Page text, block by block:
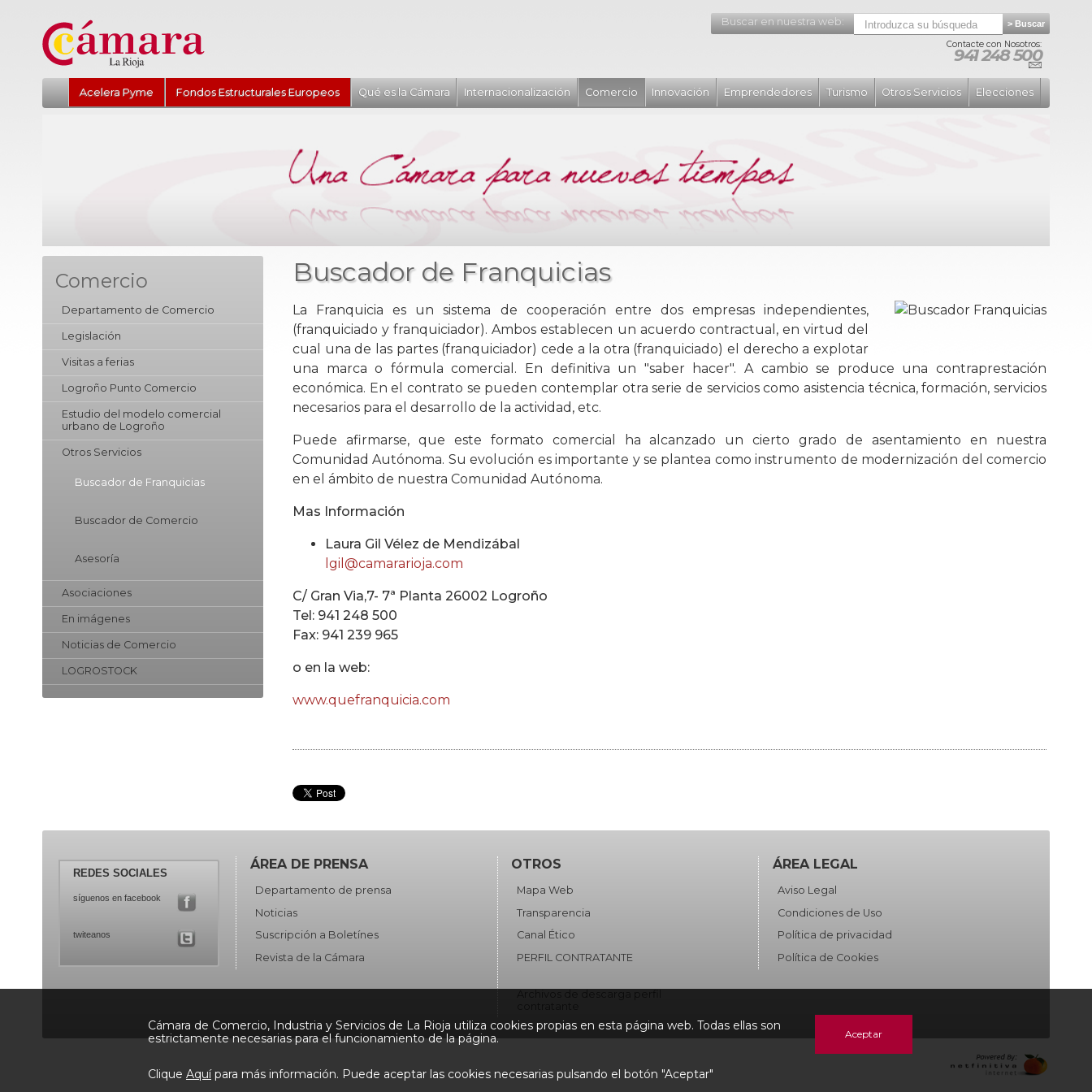
Cámara de Comercio, Industria y Servicios de La Rioja utiliza cookies propias en esta página web. Todas ellas son
estrictamente necesarias para el funcionamiento de la página.
Clique Aquípara más información. Puede aceptar las cookies necesarias pulsando el botón "Aceptar"
Aceptar
Buscar en nuestra web:
Contacte con Nosotros:
941 248 500
Acelera Pyme Fondos Estructurales Europeos Qué es la Cámara Internacionalización Comercio Innovación Emprendedores Turismo Otros Servicios Elecciones
Comercio
Departamento de Comercio
Legislación
Visitas a ferias
Logroño Punto Comercio
Estudio del modelo comercial
urbano de Logroño
Otros Servicios
Buscador de Franquicias
Buscador de Comercio
Asesoría
Asociaciones
En imágenes
Noticias de Comercio
LOGROSTOCK
Buscador de Franquicias
La Franquicia es un sistema de cooperación entre dos empresas independientes,
(franquiciado y franquiciador). Ambos establecen un acuerdo contractual, en virtud del
cual una de las partes (franquiciador) cede a la otra (franquiciado) el derecho a explotar
una marca o fórmula comercial. En definitiva un "saber hacer". A cambio se produce una contraprestación
económica. En el contrato se pueden contemplar otra serie de servicios como asistencia técnica, formación, servicios
necesarios para el desarrollo de la actividad, etc.
Puede afirmarse, que este formato comercial ha alcanzado un cierto grado de asentamiento en nuestra
Comunidad Autónoma. Su evolución es importante y se plantea como instrumento de modernización del comercio
en el ámbito de nuestra Comunidad Autónoma.
Mas Información
Laura Gil Vélez de Mendizábal
lgil@camararioja.com
C/ Gran Via,7- 7ª Planta 26002 Logroño
Tel: 941 248 500
Fax: 941 239 965
o en la web:
www.quefranquicia.com
REDES SOCIALES
síguenos en facebook
twiteanos
ÁREA DE PRENSA
Departamento de prensa
Noticias
Suscripción a Boletínes
Revista de la Cámara
OTROS
Mapa Web
Transparencia
Canal Ético
PERFIL CONTRATANTE
ÁREA LEGAL
Aviso Legal
Condiciones de Uso
Política de privacidad
Política de Cookies